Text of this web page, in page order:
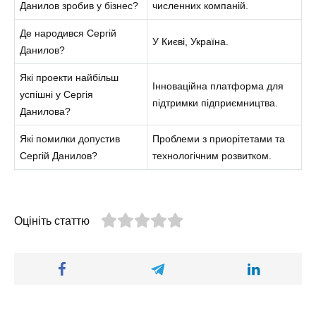
Данилов зробив у бізнес?
численних компаній.
Де народився Сергій
Данилов?
У Києві, Україна.
Які проекти найбільш
успішні у Сергія
Данилова?
Інноваційна платформа для
підтримки підприємництва.
Які помилки допустив
Сергій Данилов?
Проблеми з приорітетами та
технологічним розвитком.
Оцініть статтю